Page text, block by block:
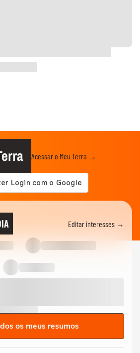
Acessar o Meu Terra →
Editar interesses →
os meus resumos